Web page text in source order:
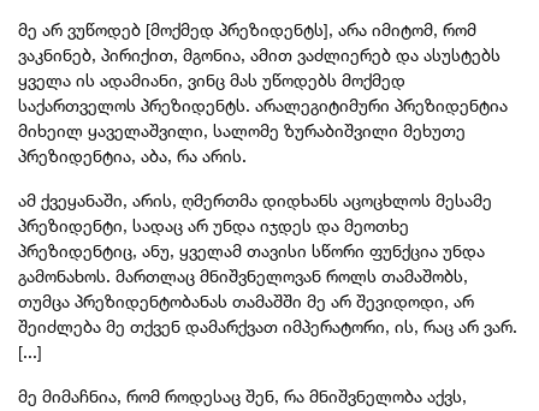
მე არ ვუწოდებ [მოქმედ პრეზიდენტს], არა იმიტომ, რომ
ვაკნინებ, პირიქით, მგონია, ამით ვაძლიერებ და ასუსტებს
ყველა ის ადამიანი, ვინც მას უწოდებს მოქმედ
საქართველოს პრეზიდენტს. არალეგიტიმური პრეზიდენტია
მიხეილ ყაველაშვილი, სალომე ზურაბიშვილი მეხუთე
პრეზიდენტია, აბა, რა არის.
ამ ქვეყანაში, არის, ღმერთმა დიდხანს აცოცხლოს მესამე
პრეზიდენტი, სადაც არ უნდა იჯდეს და მეოთხე
პრეზიდენტიც, ანუ, ყველამ თავისი სწორი ფუნქცია უნდა
გამონახოს. მართლაც მნიშვნელოვან როლს თამაშობს,
თუმცა პრეზიდენტობანას თამაშში მე არ შევიდოდი, არ
შეიძლება მე თქვენ დამარქვათ იმპერატორი, ის, რაც არ ვარ.
[...]
მე მიმაჩნია, რომ როდესაც შენ, რა მნიშვნელობა აქვს,